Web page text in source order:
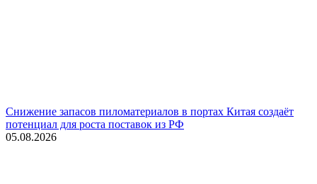
Снижение запасов пиломатериалов в портах Китая создаёт
потенциал для роста поставок из РФ
05.08.2026